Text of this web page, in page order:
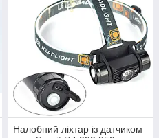
Налобний ліхтар із датчиком